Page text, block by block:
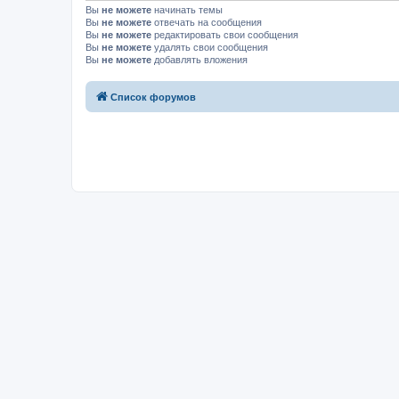
Вы не можете начинать темы
Вы не можете отвечать на сообщения
Вы не можете редактировать свои сообщения
Вы не можете удалять свои сообщения
Вы не можете добавлять вложения
Список форумов